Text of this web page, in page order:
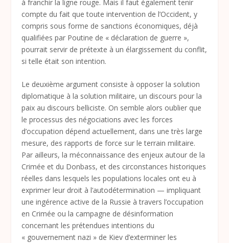
à franchir la ligne rouge. Mais il faut également tenir
compte du fait que toute intervention de l’Occident, y
compris sous forme de sanctions économiques, déjà
qualifiées par Poutine de « déclaration de guerre »,
pourrait servir de prétexte à un élargissement du conflit,
si telle était son intention.
Le deuxième argument consiste à opposer la solution
diplomatique à la solution militaire, un discours pour la
paix au discours belliciste. On semble alors oublier que
le processus des négociations avec les forces
d’occupation dépend actuellement, dans une très large
mesure, des rapports de force sur le terrain militaire.
Par ailleurs, la méconnaissance des enjeux autour de la
Crimée et du Donbass, et des circonstances historiques
réelles dans lesquels les populations locales ont eu à
exprimer leur droit à l’autodétermination — impliquant
une ingérence active de la Russie à travers l’occupation
en Crimée ou la campagne de désinformation
concernant les prétendues intentions du
« gouvernement nazi » de Kiev d’exterminer les